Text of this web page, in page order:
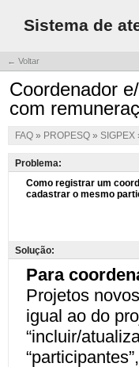
Sistema de
← Voltar
Coordenador
com
FAQ » PROPESQ » SIGPEX
Problema:
Solução: